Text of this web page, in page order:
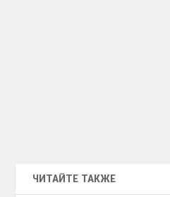
ЧИТАЙТЕ ТАКЖЕ